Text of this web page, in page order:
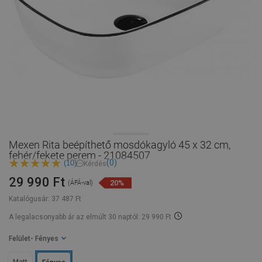
Mexen Rita beépíthető mosdókagyló 45 x 32 cm,
fehér/fekete perem - 21084507
(10) Kérdés(0)
Katalógusár: 37 487 Ft
29 990 Ft (ÁFÁ-val) 20%
A legalacsonyabb ár az elmúlt 30 naptól: 29 990 Ft
Felület - Fényes